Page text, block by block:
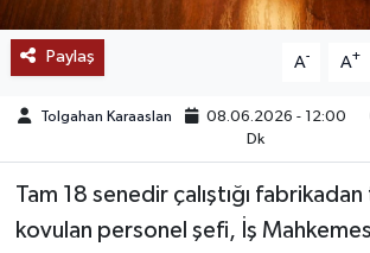
Paylaş A- A+
Tolgahan Karaaslan 08.06.2026 - 12:00
Dk
Tam 18 senedir çalıştığı
kovulan personel şefi, İş
POPÜLER
MEDYA